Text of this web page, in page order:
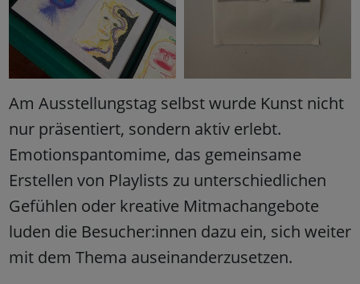
Am Ausstellungstag selbst wurde Kunst nicht
nur präsentiert, sondern aktiv erlebt.
Emotionspantomime, das gemeinsame
Erstellen von Playlists zu unterschiedlichen
Gefühlen oder kreative Mitmachangebote
luden die Besucher:innen dazu ein, sich weiter
mit dem Thema auseinanderzusetzen.